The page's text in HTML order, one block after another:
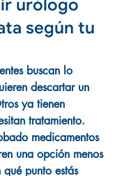
urólogo
según tu
buscan lo
descartar un
ya tienen
tratamiento.
medicamentos
una opción menos
punto estás